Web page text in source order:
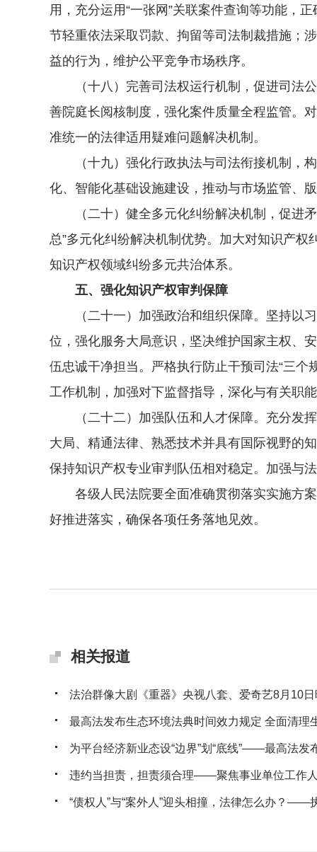
用，充分运用“一张网”关联案件查询等功能，
节轻重依法采取罚款、拘留等司法制裁措施；
益的行为，维护公平竞争市场秩序。
（十八）完善司法权运行机制，促进司法公
善院庭长阅核制度，强化案件质量全程监管。
准统一的法律适用疑难问题解决机制。
（十九）强化行政执法与司法衔接机制，构
化、智能化基础设施建设，推动与市场监管、
（二十）健全多元化纠纷解决机制，促进矛
总”多元化纠纷解决机制优势。加大对知识产
知识产权领域纠纷多元共治体系。
五、强化知识产权审判保障
（二十一）加强政治和组织保障。坚持以习
位，强化服务大局意识，坚决维护国家主权、
伍忠诚干净担当。严格执行防止干预司法“三
工作机制，加强对下监督指导，深化与有关职
（二十二）加强队伍和人才保障。充分发挥
大局、精通法律、熟悉技术并具有国际视野的
保持知识产权专业审判队伍相对稳定。加强与
各级人民法院要全面准确贯彻落实实施方案
好推进落实，确保各项任务落地见效。
相关报道
法治群像大剧《重器》央视八套、爱奇艺8月10
最高法发布生态环境法典时间效力规定 全面清理
为平台经济新业态设“边界”划“底线”——最高法发
违约当担责，担责须合理——聚焦事业单位工作
“债权人”与“案外人”迎头相撞，法律怎么办？——